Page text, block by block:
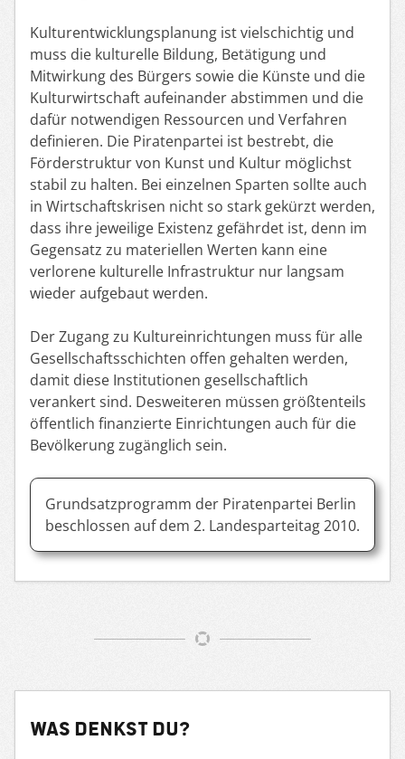
Kulturentwicklungsplanung ist vielschichtig und
muss die kulturelle Bildung, Betätigung und
Mitwirkung des Bürgers sowie die Künste und die
Kulturwirtschaft aufeinander abstimmen und die
dafür notwendigen Ressourcen und Verfahren
definieren. Die Piratenpartei ist bestrebt, die
Förderstruktur von Kunst und Kultur möglichst
stabil zu halten. Bei einzelnen Sparten sollte auch
in Wirtschaftskrisen nicht so stark gekürzt werden,
dass ihre jeweilige Existenz gefährdet ist, denn im
Gegensatz zu materiellen Werten kann eine
verlorene kulturelle Infrastruktur nur langsam
wieder aufgebaut werden.
Der Zugang zu Kultureinrichtungen muss für alle
Gesellschaftsschichten offen gehalten werden,
damit diese Institutionen gesellschaftlich
verankert sind. Desweiteren müssen größtenteils
öffentlich finanzierte Einrichtungen auch für die
Bevölkerung zugänglich sein.
Grundsatzprogramm der Piratenpartei Berlin
beschlossen auf dem 2. Landesparteitag 2010.
Was denkst du?